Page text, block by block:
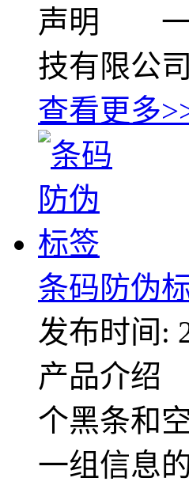
声明 一
技有限公
查看更多
条码防伪
发布时间:
产品介绍
个黑条和
一组信息